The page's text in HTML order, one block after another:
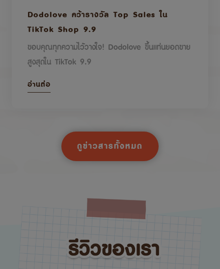
Dodolove คว้ารางวัล Top Sales ใน
TikTok Shop 9.9
ขอบคุณทุกความไว้วางใจ! Dodolove ขึ้นแท่นยอดขาย
สูงสุดใน TikTok 9.9
อ่านต่อ
ดูข่าวสารทั้งหมด